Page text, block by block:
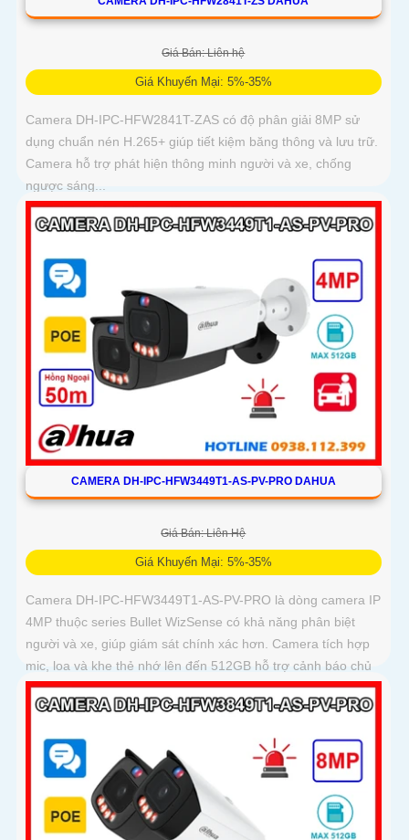
Giá Bán: Liên hệ
Giá Khuyến Mại: 5%-35%
Camera DH-IPC-HFW2841T-ZAS có độ phân giải 8MP sử
dụng chuẩn nén H.265+ giúp tiết kiệm băng thông và lưu trữ.
Camera hỗ trợ phát hiện thông minh người và xe, chống
ngược sáng...
CAMERA DH-IPC-HFW3449T1-AS-PV-PRO DAHUA
Giá Bán: Liên Hệ
Giá Khuyến Mại: 5%-35%
Camera DH-IPC-HFW3449T1-AS-PV-PRO là dòng camera IP
4MP thuộc series Bullet WizSense có khả năng phân biệt
người và xe, giúp giám sát chính xác hơn. Camera tích hợp
mic, loa và khe thẻ nhớ lên đến 512GB hỗ trợ cảnh báo chủ
động với loa và đèn báo xanh đỏ